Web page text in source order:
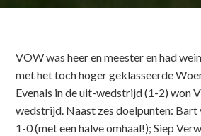
VOW was heer en meester en had
met het toch hoger geklasseerde
Evenals in de uit-wedstrijd (1-2) won
wedstrijd. Naast zes doelpunten: Bart
1-0 (met een halve omhaal!); Siep